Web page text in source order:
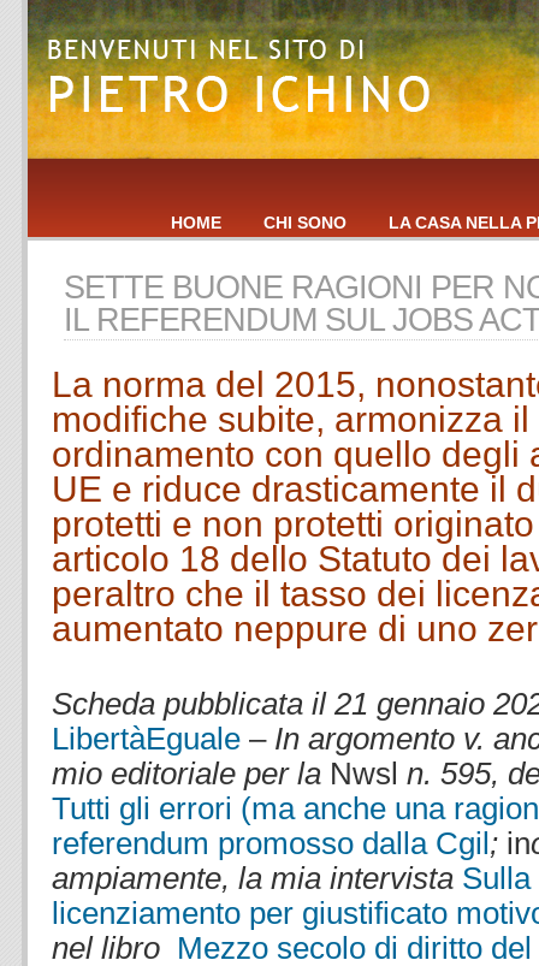
HOME CHI SONO LA CASA NELLA
SETTE BUONE RAGIONI PER
IL REFERENDUM SUL JOBS
La norma del 2015,
modifiche subite, armonizza il
ordinamento con quello degli
UE e riduce drasticamente il
protetti e non protetti
articolo 18 dello Statuto dei
peraltro che il tasso dei
aumentato neppure di uno
Scheda pubblicata il 21 gennaio
LibertàEguale – In argomento v.
mio editoriale per la Nwsl n. 595,
Tutti gli errori (ma anche una
referendum promosso dalla Cgil ; in
ampiamente, la mia intervista Sulla
licenziamento per giustificato
nel libro Mezzo secolo di diritto